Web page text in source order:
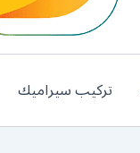
تركيب سيراميك